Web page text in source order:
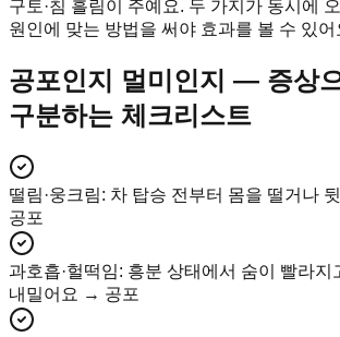
구토·침 흘림이 주예요. 두 가지가 동시에
원인에 맞는 방법을 써야 효과를 볼 수 있어
공포인지 멀미인지 — 증상
구분하는 체크리스트
떨림·웅크림: 차 탑승 전부터 몸을 떨거나
공포
과호흡·헐떡임: 흥분 상태에서 숨이 빨라지
내밀어요 → 공포